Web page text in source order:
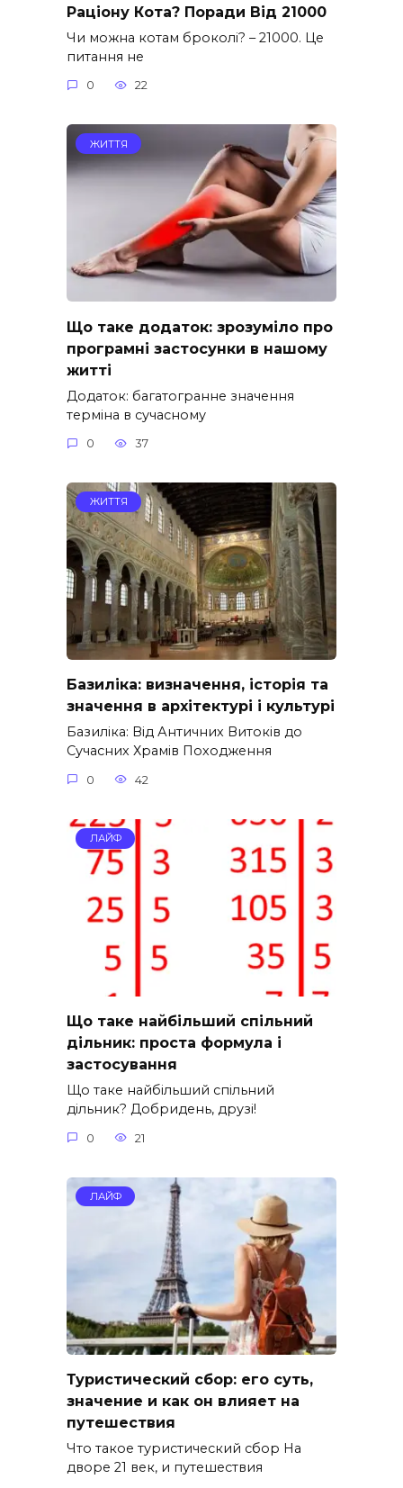
Раціону Кота? Поради Від 21000
Чи можна котам броколі? – 21000. Це
питання не
0 22
ЖИТТЯ
Що таке додаток: зрозуміло про
програмні застосунки в нашому
житті
Додаток: багатогранне значення
терміна в сучасному
0 37
ЖИТТЯ
Базиліка: визначення, історія та
значення в архітектурі і культурі
Базиліка: Від Античних Витоків до
Сучасних Храмів Походження
0 42
ЛАЙФ
Що таке найбільший спільний
дільник: проста формула і
застосування
Що таке найбільший спільний
дільник? Добридень, друзі!
0 21
ЛАЙФ
Туристический сбор: его суть,
значение и как он влияет на
путешествия
Что такое туристический сбор На
дворе 21 век, и путешествия